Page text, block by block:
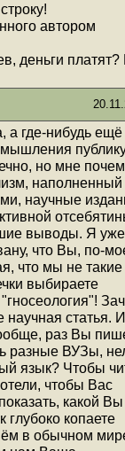
автором
деньги платят?
а где-нибудь ещё
но мне
наполненный
научные
выводы. Я уже
что Вы, по-
что мы не такие
выбираете
статья.
раз Вы
разные ВУЗы,
язык? Чтобы
чтобы Вас
какой Вы
глубоко копаете
в обычном